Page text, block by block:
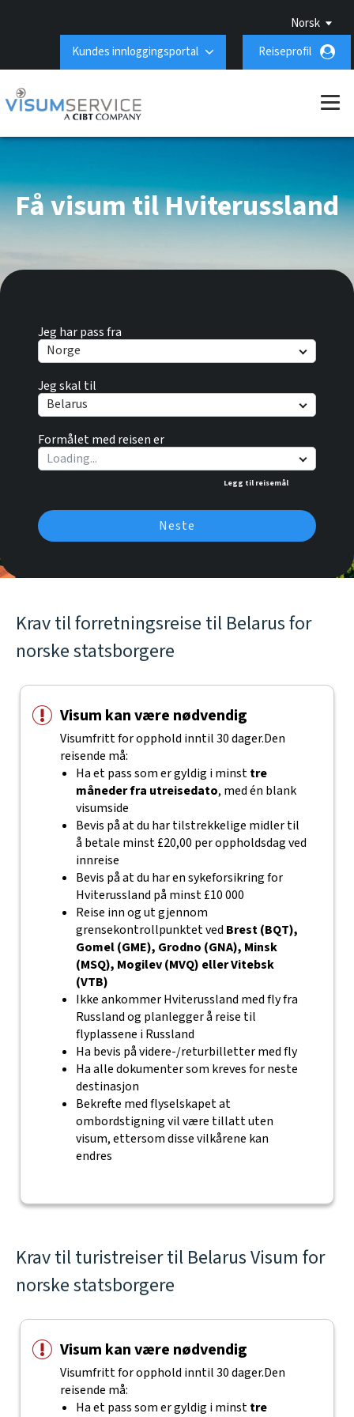
Norsk
Kundes innloggingsportal
Reiseprofil
Jeg har pass fra
Norge
Jeg skal til
Belarus
Formålet med reisen er
Legg til reisemål
Neste
Få visum til Hviterussland
Krav til forretningsreise til Belarus for
norske statsborgere
Visum kan være nødvendig
Visumfritt for opphold inntil 30 dager.Den
reisende må:
Ha et pass som er gyldig i minsttre
måneder fra utreisedato, med én blank
visumside
Bevis på at du har tilstrekkelige midler til
å betale minst £20,00 per oppholdsdag ved
innreise
Bevis på at du har en sykeforsikring for
Hviterussland på minst £10 000
Reise inn og ut gjennom
grensekontrollpunktet ved Brest (BQT),
Gomel (GME), Grodno (GNA), Minsk
(MSQ), Mogilev (MVQ) eller Vitebsk
(VTB)
Ikke ankommer Hviterussland med fly fra
Russland og planlegger å reise til
flyplassene i Russland
Ha bevis på videre-/returbilletter med fly
Ha alle dokumenter som kreves for neste
destinasjon
Bekrefte med flyselskapet at
ombordstigning vil være tillatt uten
visum, ettersom disse vilkårene kan
endres
Krav til turistreiser til Belarus Visum for
norske statsborgere
Visum kan være nødvendig
Visumfritt for opphold inntil 30 dager.Den
reisende må:
Ha et pass som er gyldig i minsttre